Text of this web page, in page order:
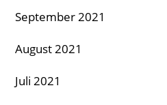
September 2021
August 2021
Juli 2021